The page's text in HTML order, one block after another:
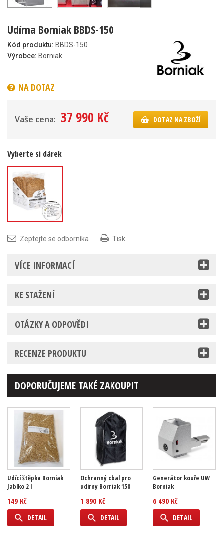
Udírna Borniak BBDS-150
Kód produktu: BBDS-150
Výrobce: Borniak
NA DOTAZ
Vaše cena: 37 990 Kč DOTAZ NA ZBOŽÍ
Vyberte si dárek
Borniak Buk 10
Zeptejte se odborníka Tisk
VÍCE INFORMACÍ
KE STAŽENÍ
OTÁZKY A ODPOVĚDI
RECENZE PRODUKTU
DOPORUČUJEME TAKÉ ZAKOUPIT
Udící štěpka Borniak
Jablko 2 l
149 Kč
DETAIL
Ochranný obal pro
udírny Borniak 150
1 890 Kč
DETAIL
Generátor kouře UW
Borniak
6 490 Kč
DETAIL